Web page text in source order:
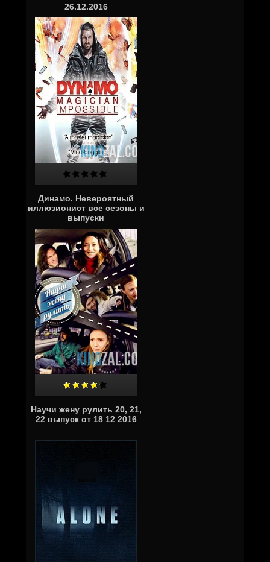
26.12.2016
Динамо. Невероятный
иллюзионист все сезоны и
выпуски
Научи жену рулить 20, 21,
22 выпуск от 18 12 2016